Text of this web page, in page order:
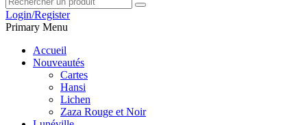
Login/Register
Primary Menu
Accueil
Nouveautés
Cartes
Hansi
Lichen
Zaza Rouge et Noir